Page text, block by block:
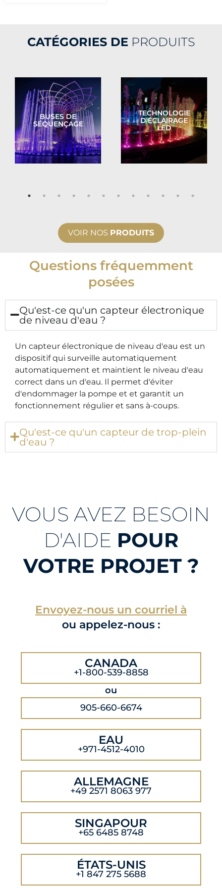
CATÉGORIES DE PRODUITS
BUSES DE
SÉQUENÇAGE
TECHNOLOGIE
D'ÉCLAIRAGE
LED
VOIR NOS PRODUITS
Questions fréquemment
posées
Qu'est-ce qu'un capteur électronique
de niveau d'eau ?
Un capteur électronique de niveau d'eau est un
dispositif qui surveille automatiquement
automatiquement et maintient le niveau d'eau
correct dans un d'eau. Il permet d'éviter
d'endommager la pompe et et garantit un
fonctionnement régulier et sans à-coups.
Qu'est-ce qu'un capteur de trop-plein
d'eau ?
VOUS AVEZ BESOIN
D'AIDE POUR
VOTRE PROJET ?
Envoyez-nous un courriel à
ou appelez-nous :
CANADA
+1-800-539-8858
ou
905-660-6674
EAU
+971-4512-4010
ALLEMAGNE
+49 2571 8063 977
SINGAPOUR
+65 6485 8748
ÉTATS-UNIS
+1 847 275 5688